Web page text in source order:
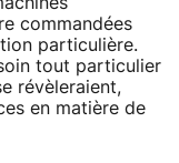
commandées
particulière.
tout particulier
révèleraient,
en matière de